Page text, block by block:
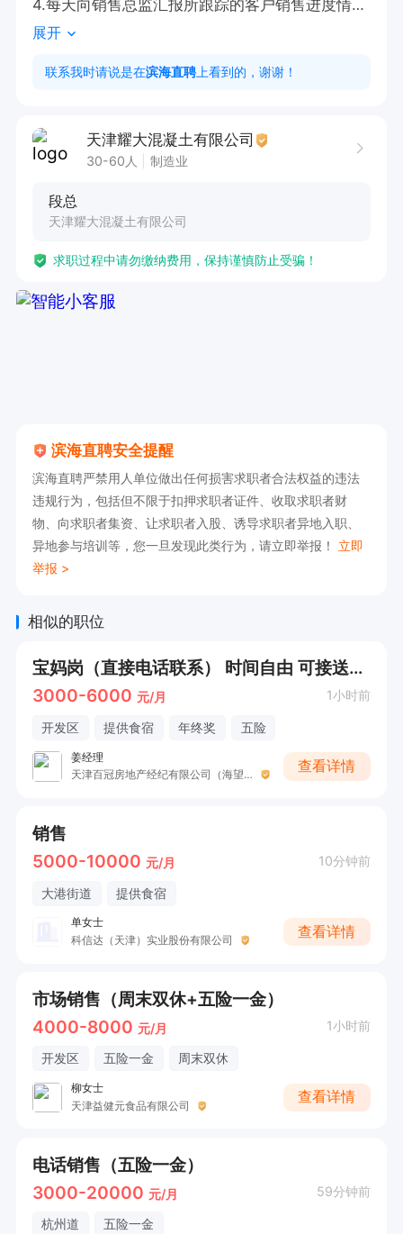
4.每天向销售总监汇报所跟踪的客户销售进度情
况。
5.负责相关工地的业务联系，及时组织相关人员建
同规定及时、足额的收回货款，对不能履行合同的
任职资格：
2.具有良好的沟通协调能力和团队合作精神。
3.了解混凝土产品性能及使用技术。
展开
联系我时请说是在滨海直聘 上看到的，谢谢！
天津耀大混凝土有限公司
30-60人 制造业
段总
天津耀大混凝土有限公司
求职过程中请勿缴纳费用，保持谨慎防止受骗！
滨海直聘安全提醒
滨海直聘严禁用人单位做出任何损害求职者合法权益的违法
违规行为，包括但不限于扣押求职者证件、收取求职者财
物、向求职者集资、让求职者入股、诱导求职者异地入职、
异地参与培训等，您一旦发现此类行为，请立即举报！ 立即
举报 >
相似的职位
宝妈岗（直接电话联系） 时间自由 可接送孩子
3000-6000 元/月 1小时前
开发区 提供食宿 年终奖 五险
姜经理
天津百冠房地产经纪有限公司（海望园店）
查看详情
销售
5000-10000 元/月 10分钟前
大港街道 提供食宿
单女士
科信达（天津）实业股份有限公司
查看详情
市场销售（周末双休+五险一金）
4000-8000 元/月 1小时前
开发区 五险一金 周末双休
柳女士
天津益健元食品有限公司
查看详情
电话销售（五险一金）
3000-20000 元/月 59分钟前
杭州道 五险一金